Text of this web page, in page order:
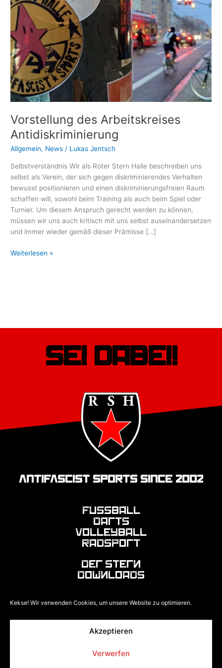
Kekse! Wir verwenden Cookies, um unsere Website zu optimieren.
Akzeptieren
Verwerfen
Vorstellung des Arbeitskreises
Antidiskriminierung
Allgemein, News / Lukas Jentsch
Selbstverständnis Wir als Roter Stern Halle beschreiben uns
selbst als Verein, der sich gegen diskriminierendes Verhalten
bewusst positionieren und einen diskriminierungsfreien Raum
schaffen will, sowohl beim Training als auch beim Spiel oder
Turnier. Um diesem Anspruch gerecht werden zu können,
müssen wir uns auch kritisch mit uns selbst auseinandersetzen
und immer wieder gemäß dieser Prämisse […]
Antidiskriminierung
Weiterlesen »
Sei dabei!
ANTIFASCIST SPORTS SINCE 2002
Fussball
Darts
Volleyball
Radsport
Der Stern
Downloads
a
c
n
s
t
g